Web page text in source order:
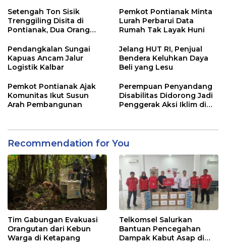
Setengah Ton Sisik
Trenggiling Disita di
Pontianak, Dua Orang
Pemkot Pontianak Minta
Lurah Perbarui Data
Rumah Tak Layak Huni
Pendangkalan Sungai
Kapuas Ancam Jalur
Logistik Kalbar
Jelang HUT RI, Penjual
Bendera Keluhkan Daya
Beli yang Lesu
Pemkot Pontianak Ajak
Komunitas Ikut Susun
Arah Pembangunan
Perempuan Penyandang
Disabilitas Didorong Jadi
Penggerak Aksi Iklim di
Recommendation for You
Tim Gabungan Evakuasi
Orangutan dari Kebun
Warga di Ketapang
Telkomsel Salurkan
Bantuan Pencegahan
Dampak Kabut Asap di